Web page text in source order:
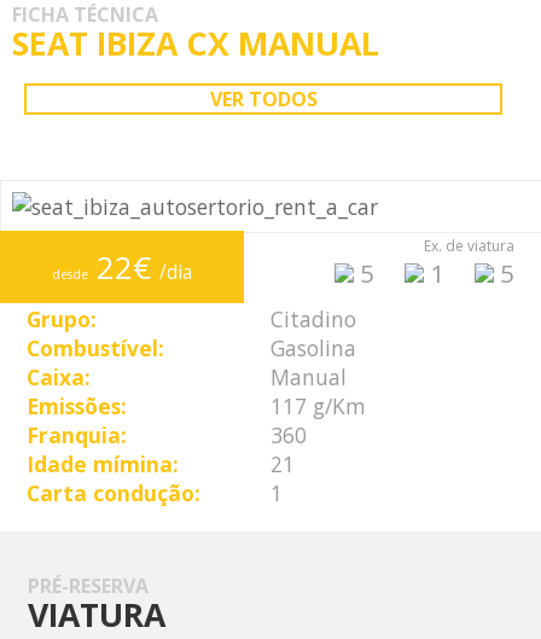
FICHA TÉCNICA
SEAT IBIZA CX MANUAL
VER TODOS
desde 22€/dia
Ex. de viatura
5 1 5
Grupo:
Citadino
Combustível:
Gasolina
Caixa:
Manual
Emissões:
117 g/Km
Franquia:
360
Idade mímina:
21
Carta condução:
1
PRÉ-RESERVA
VIATURA